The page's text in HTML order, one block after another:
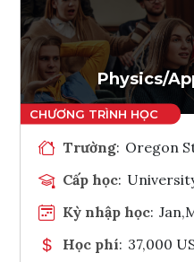
Physics/
Trường: Oregon
Cấp học:
Kỳ nhập học:
Học phí: 37,000